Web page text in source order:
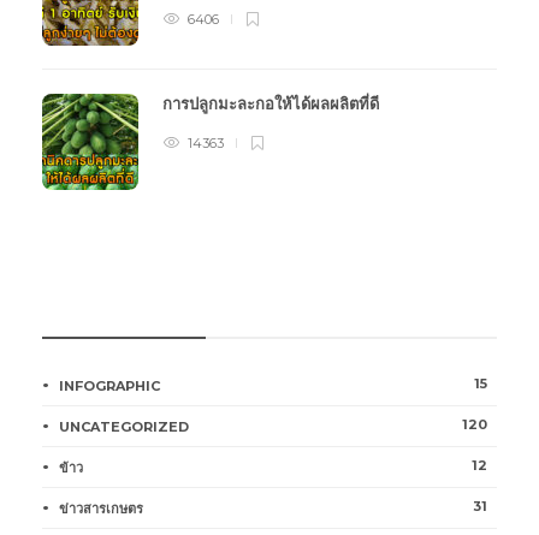
6406
การปลูกมะละกอให้ได้ผลผลิตที่ดี
14363
INFOGRAPHIC 15
UNCATEGORIZED 120
ข้าว 12
ข่าวสารเกษตร 31